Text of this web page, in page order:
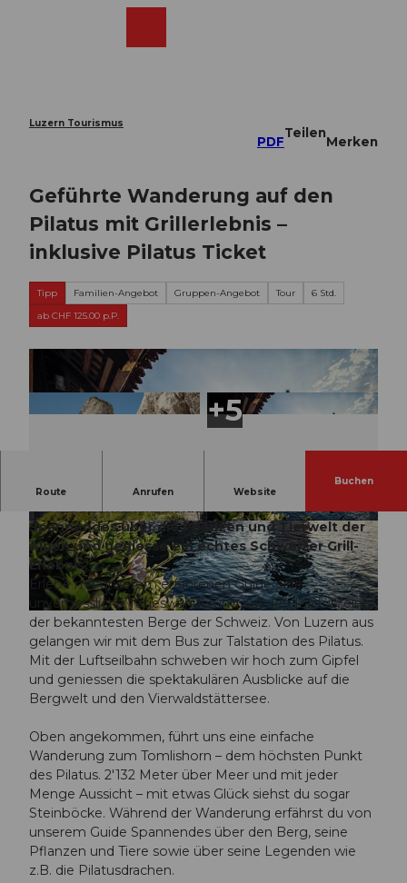
Luzern Tourismus
PDF
Teilen
Merken
Geführte Wanderung auf den
Pilatus mit Grillerlebnis –
inklusive Pilatus Ticket
Tipp Familien-Angebot Gruppen-Angebot Tour
6 Std.
ab CHF 125.00 p.P.
i
d
e
o
a
b
s
p
i
e
l
e
n
1
T
S
G
u
i
d
e
d
i
k
e
s
2
0
2
4
Podcast Folge: Pilatusdrachen
Route Anrufen Website
Buchen
Erlebe auf dieser geführten Wanderung am
Pilatus spektakuläre Aussichten, erfahre
Spannendes über die Pflanzen und Tierwelt der
Alpen und geniesse ein echtes Schweizer Grill-
Erlebnis.
Erlebe mit unserem erfahrenen Guide eine
unvergessliche Tageswanderung auf den Pilatus, einer
der bekanntesten Berge der Schweiz. Von Luzern aus
gelangen wir mit dem Bus zur Talstation des Pilatus.
Mit der Luftseilbahn schweben wir hoch zum Gipfel
und geniessen die spektakulären Ausblicke auf die
Bergwelt und den Vierwaldstättersee.
Oben angekommen, führt uns eine einfache
Wanderung zum Tomlishorn – dem höchsten Punkt
des Pilatus. 2'132 Meter über Meer und mit jeder
Menge Aussicht – mit etwas Glück siehst du sogar
Steinböcke. Während der Wanderung erfährst du von
unserem Guide Spannendes über den Berg, seine
Pflanzen und Tiere sowie über seine Legenden wie
z.B. die Pilatusdrachen.